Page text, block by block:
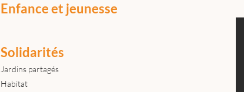
Enfance et jeunesse
Solidarités
Jardins partagés
Habitat